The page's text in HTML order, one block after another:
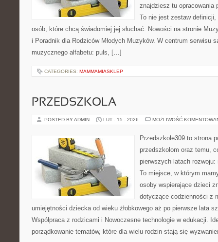
znajdziesz tu opracowania
To nie jest zestaw
osób, które chcą świadomiej jej słuchać. Nowości na stronie
i Poradnik dla Rodziców Młodych Muzyków. W centrum serwisu
muzycznego alfabetu: puls, […]
CATEGORIES: MAMMAMIASKLEP
PRZEDSZKOLA
POSTED BY ADMIN LUT - 15 - 2026 MOŻLIWOŚĆ
Przedszkole309 to strona
przedszkolom oraz temu,
pierwszych latach
To miejsce, w którym
osoby wspierające dzieci
dotyczące codzienności z
umiejętności dziecka od wieku żłobkowego aż po pierwsze lata
Współpraca z rodzicami i Nowoczesne technologie w edukacji.
porządkowanie tematów, które dla wielu rodzin stają się